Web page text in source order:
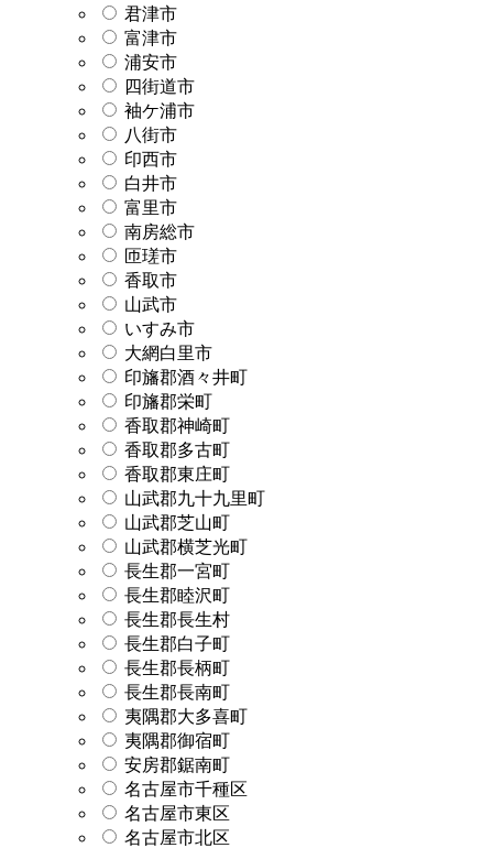
君津市
富津市
浦安市
四街道市
袖ケ浦市
八街市
印西市
白井市
富里市
南房総市
匝瑳市
香取市
山武市
いすみ市
大網白里市
印旛郡酒々井町
印旛郡栄町
香取郡神崎町
香取郡多古町
香取郡東庄町
山武郡九十九里町
山武郡芝山町
山武郡横芝光町
長生郡一宮町
長生郡睦沢町
長生郡長生村
長生郡白子町
長生郡長柄町
長生郡長南町
夷隅郡大多喜町
夷隅郡御宿町
安房郡鋸南町
名古屋市千種区
名古屋市東区
名古屋市北区